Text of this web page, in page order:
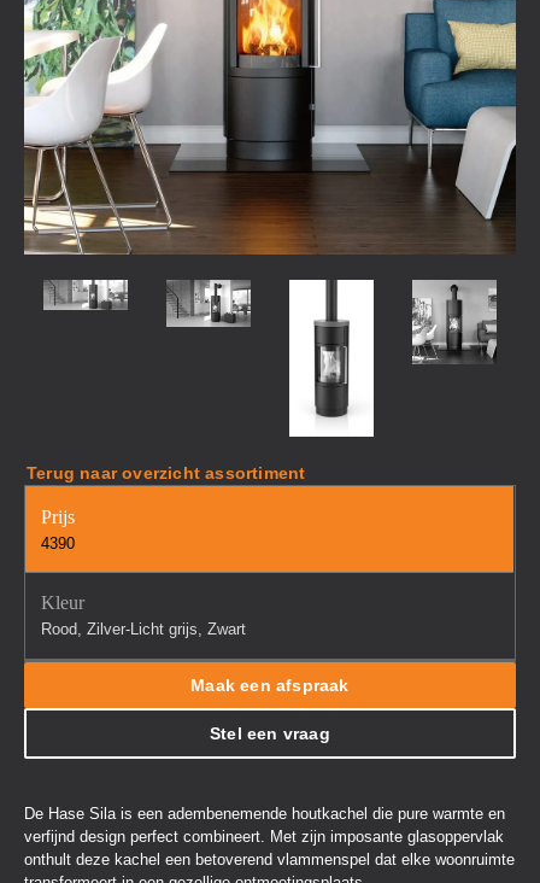
Terug naar overzicht assortiment
Prijs
4390
Kleur
Rood, Zilver-Licht grijs, Zwart
Maak een afspraak
Stel een vraag
De Hase Sila is een adembenemende houtkachel die pure warmte en
verfijnd design perfect combineert. Met zijn imposante glasoppervlak
onthult deze kachel een betoverend vlammenspel dat elke woonruimte